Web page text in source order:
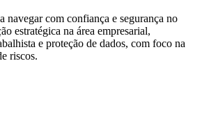
navegar com confiança e segurança no
estratégica na área empresarial,
e proteção de dados, com foco na
riscos.